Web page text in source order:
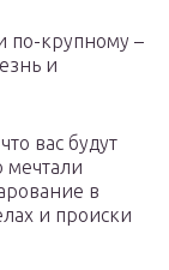
по-крупному –
и
вас будут
мечтали
в
и происки